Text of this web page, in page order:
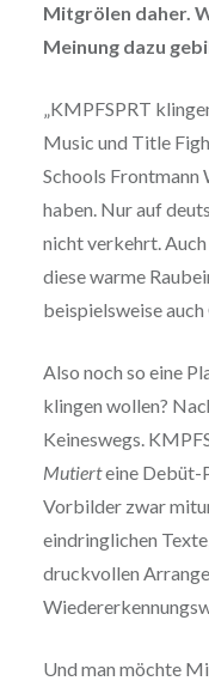
Mitgrölen daher.
Meinung dazu
„KMPFSPRT
Music und Title
Schools Frontmann
haben. Nur auf
nicht verkehrt.
diese warme
beispielsweise
Also noch so eine
klingen wollen?
Keineswegs.
Mutierteine Debüt-
Vorbilder zwar
eindringlichen
druckvollen
Und man möchte